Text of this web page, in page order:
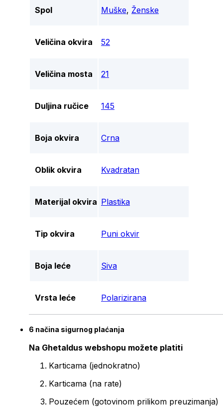
Spol Muške, Ženske
Veličina okvira 52
Veličina mosta 21
Duljina ručice 145
Boja okvira Crna
Oblik okvira Kvadratan
Materijal okvira Plastika
Tip okvira Puni okvir
Boja leće Siva
Vrsta leće Polarizirana
6 načina sigurnog plaćanja
Na Ghetaldus webshopu možete platiti
Karticama (jednokratno)
Karticama (na rate)
Pouzećem (gotovinom prilikom preuzimanja)